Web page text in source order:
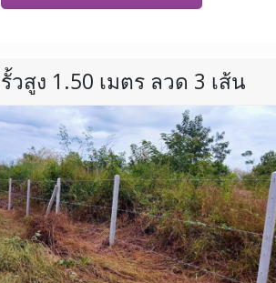
รั้วสูง 1.50 เมตร ลวด 3 เส้น